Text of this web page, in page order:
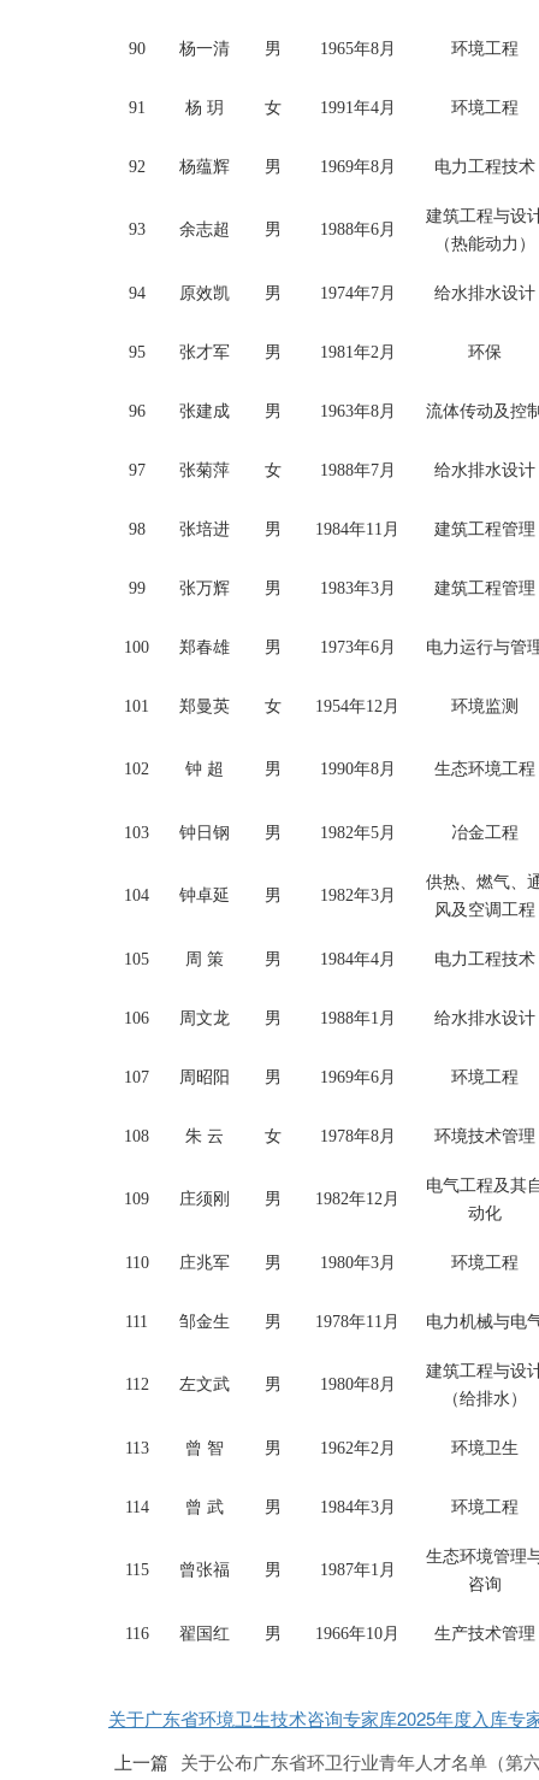
90 杨一清 男 1965年8月 环境工程
91 杨 玥 女 1991年4月 环境工程
92 杨蕴辉 男 1969年8月 电力工程技术
93 余志超 男 1988年6月
建筑工程与设
（热能动力）
94 原效凯 男 1974年7月 给水排水设计
95 张才军 男 1981年2月 环保
96 张建成 男 1963年8月 流体传动及控
97 张菊萍 女 1988年7月 给水排水设计
98 张培进 男 1984年11月 建筑工程管理
99 张万辉 男 1983年3月 建筑工程管理
100 郑春雄 男 1973年6月 电力运行与管
101 郑曼英 女 1954年12月 环境监测
102 钟 超 男 1990年8月 生态环境工程
103 钟日钢 男 1982年5月 冶金工程
104 钟卓延 男 1982年3月
供热、燃气、
风及空调工程
105 周 策 男 1984年4月 电力工程技术
106 周文龙 男 1988年1月 给水排水设计
107 周昭阳 男 1969年6月 环境工程
108 朱 云 女 1978年8月 环境技术管理
109 庄须刚 男 1982年12月
电气工程及其
动化
110 庄兆军 男 1980年3月 环境工程
111 邹金生 男 1978年11月 电力机械与电
112 左文武 男 1980年8月
建筑工程与设
（给排水）
113 曾 智 男 1962年2月 环境卫生
114 曾 武 男 1984年3月 环境工程
115 曾张福 男 1987年1月
生态环境管理
咨询
116 翟国红 男 1966年10月 生产技术管理
关于广东省环境卫生技术咨询专家库2025年度入库专
上一篇 关于公布广东省环卫行业青年人才名单（第